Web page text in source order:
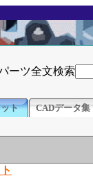
ーツ全文検索
ト
CADデータ集